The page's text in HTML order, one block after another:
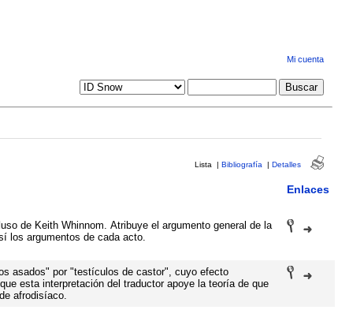
Mi cuenta
Lista | Bibliografía | Detalles
Enlaces
de Keith Whinnom. Atribuye el argumento general de la
los argumentos de cada acto.
asados" por "testículos de castor", cuyo efecto
esta interpretación del traductor apoye la teoría de que
afrodisíaco.